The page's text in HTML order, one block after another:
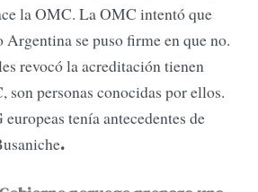
la OMC. La OMC intentó que
Argentina se puso firme en que no.
revocó la acreditación tienen
personas conocidas por ellos.
tenía antecedentes de
.